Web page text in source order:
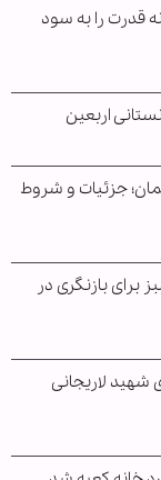
قدرت را به سود
اربعین
جزئیات و شروط
بازنگری در
شهید لاریجانی